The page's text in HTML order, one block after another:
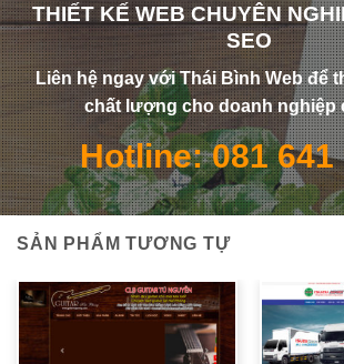
THIẾT KẾ WEB CHUYÊN
SEO
Liên hệ ngay với Thái Bình Web để
chất lượng cho doanh nghiệp
Hotline: 081 641
SẢN PHẨM TƯƠNG TỰ